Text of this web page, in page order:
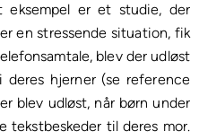
eksempel er et studie, der
en stressende situation, fik
blev der udløst
hjerner (se reference
blev udløst, når børn under
tekstbeskeder til deres mor.